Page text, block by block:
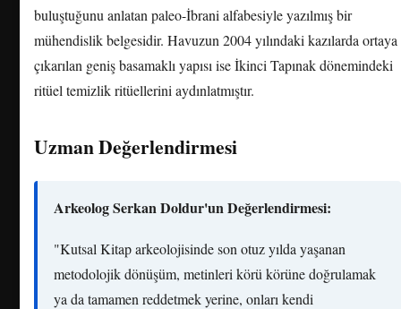
buluştuğunu anlatan paleo-İbrani alfabesiyle yazılmış bir
mühendislik belgesidir. Havuzun 2004 yılındaki kazılarda ortaya
çıkarılan geniş basamaklı yapısı ise İkinci Tapınak dönemindeki
ritüel temizlik ritüellerini aydınlatmıştır.
Uzman Değerlendirmesi
Arkeolog Serkan Doldur'un Değerlendirmesi:
"Kutsal Kitap arkeolojisinde son otuz yılda yaşanan
metodolojik dönüşüm, metinleri körü körüne doğrulamak
ya da tamamen reddetmek yerine, onları kendi